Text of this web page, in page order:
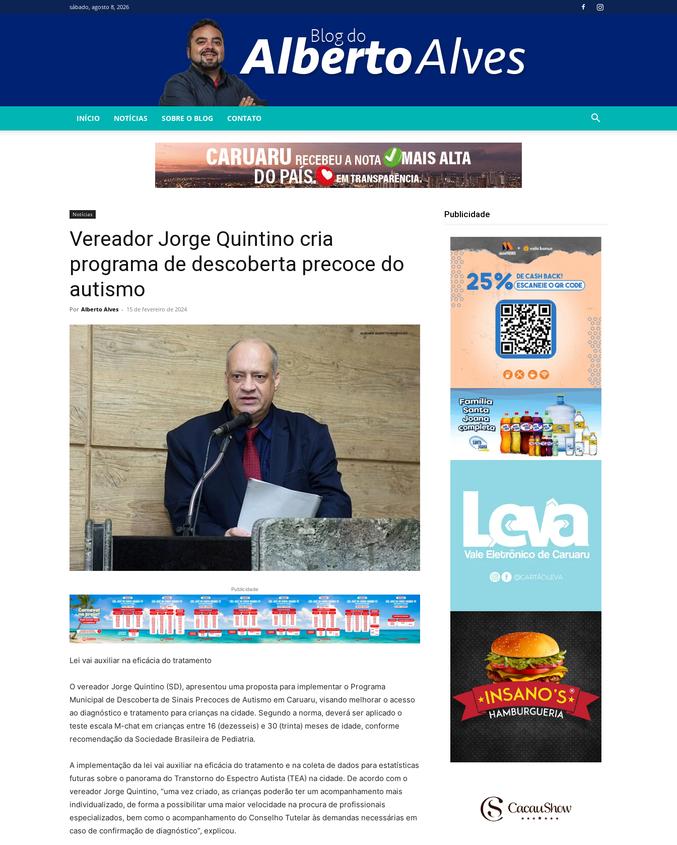
sábado, agosto 8, 2026
Alberto
Alves
INÍCIO NOTÍCIAS SOBRE O BLOG CONTATO
Notícias
Vereador Jorge Quintino cria
programa de descoberta precoce do
autismo
Por Alberto Alves - 15 de fevereiro de 2024
Publicidade
Lei vai auxiliar na eficácia do tratamento
O vereador Jorge Quintino (SD), apresentou uma proposta para implementar o Programa
Municipal de Descoberta de Sinais Precoces de Autismo em Caruaru, visando melhorar o acesso
ao diagnóstico e tratamento para crianças na cidade. Segundo a norma, deverá ser aplicado o
teste escala M-chat em crianças entre 16 (dezesseis) e 30 (trinta) meses de idade, conforme
recomendação da Sociedade Brasileira de Pediatria.
A implementação da lei vai auxiliar na eficácia do tratamento e na coleta de dados para estatísticas
futuras sobre o panorama do Transtorno do Espectro Autista (TEA) na cidade. De acordo com o
vereador Jorge Quintino, “uma vez criado, as crianças poderão ter um acompanhamento mais
individualizado, de forma a possibilitar uma maior velocidade na procura de profissionais
especializados, bem como o acompanhamento do Conselho Tutelar às demandas necessárias em
caso de confirmação de diagnóstico”, explicou.
Publicidade